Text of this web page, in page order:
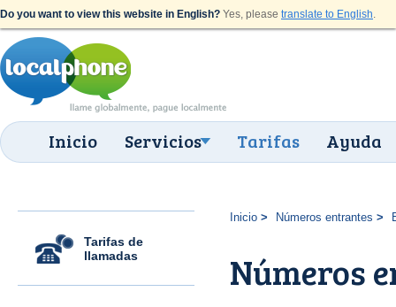
Do you want to view this website in English? Yes, please translate to English.
Inicio Servicios Tarifas Ayuda
Tarifas de
llamadas
Inicio Números entrantes
Números